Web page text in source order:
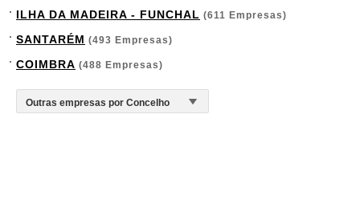
ILHA DA MADEIRA - FUNCHAL (611 Empresas)
SANTARÉM (493 Empresas)
COIMBRA (488 Empresas)